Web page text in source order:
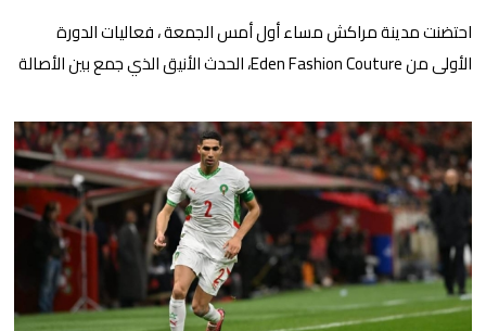
احتضنت مدينة مراكش مساء أول أمس الجمعة ، فعاليات الدورة
الأولى من Eden Fashion Couture، الحدث الأنيق الذي جمع بين الأصالة
استثنائية لتلاقي مصممات القفطان المغربي و”النّقّافات” القادمات
من فرنسا وبلجيكا، اللواتي حللن بالمغرب خصيصا لعرض إبداعاتهن أمام
جمهور مغربي ودولي. افتُتحت الأمسية بعرض مميز […]